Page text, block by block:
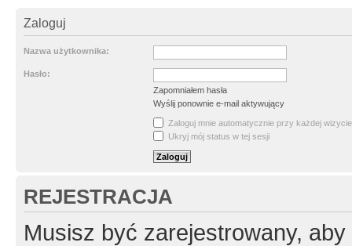
Zaloguj
Nazwa użytkownika:
Hasło:
Zapomniałem hasła
Wyślij ponownie e-mail aktywujący
Zaloguj mnie automatycznie przy każdej wizycie
Ukryj mój status w tej sesji
REJESTRACJA
Musisz być zarejestrowany,